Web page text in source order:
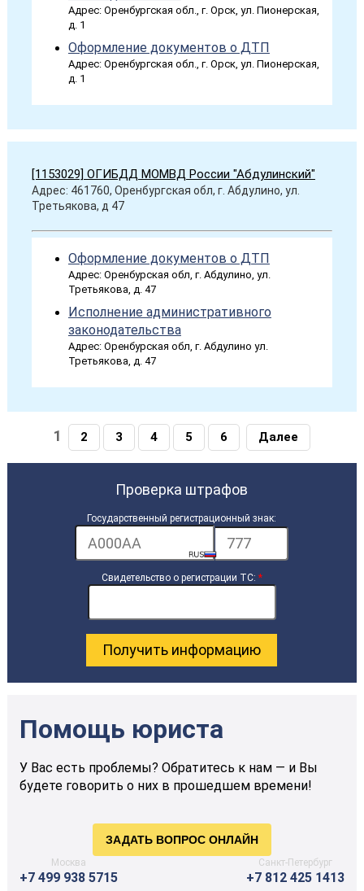
Адрес: Оренбургская обл., г. Орск, ул. Пионерская,
д. 1
Оформление документов о ДТП
Адрес: Оренбургская обл., г. Орск, ул. Пионерская,
д. 1
[1153029] ОГИБДД МОМВД России "Абдулинский"
Адрес: 461760, Оренбургская обл, г. Абдулино, ул.
Третьякова, д 47
Оформление документов о ДТП
Адрес: Оренбурская обл, г. Абдулино, ул.
Третьякова, д. 47
Исполнение административного
законодательства
Адрес: Оренбурская обл, г. Абдулино ул.
Третьякова, д. 47
1 2 3 4 5 6 Далее
Проверка штрафов
Государственный регистрационный знак:
Свидетельство о регистрации ТС: *
Помощь юриста
У Вас есть проблемы? Обратитесь к нам — и Вы
будете говорить о них в прошедшем времени!
Москва
+7 499 938 5715
Санкт-Петербург
+7 812 425 1413